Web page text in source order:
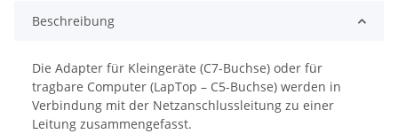
Beschreibung
Die Adapter für Kleingeräte (C7-Buchse) oder für
tragbare Computer (LapTop – C5-Buchse) werden in
Verbindung mit der Netzanschlussleitung zu einer
Leitung zusammengefasst.